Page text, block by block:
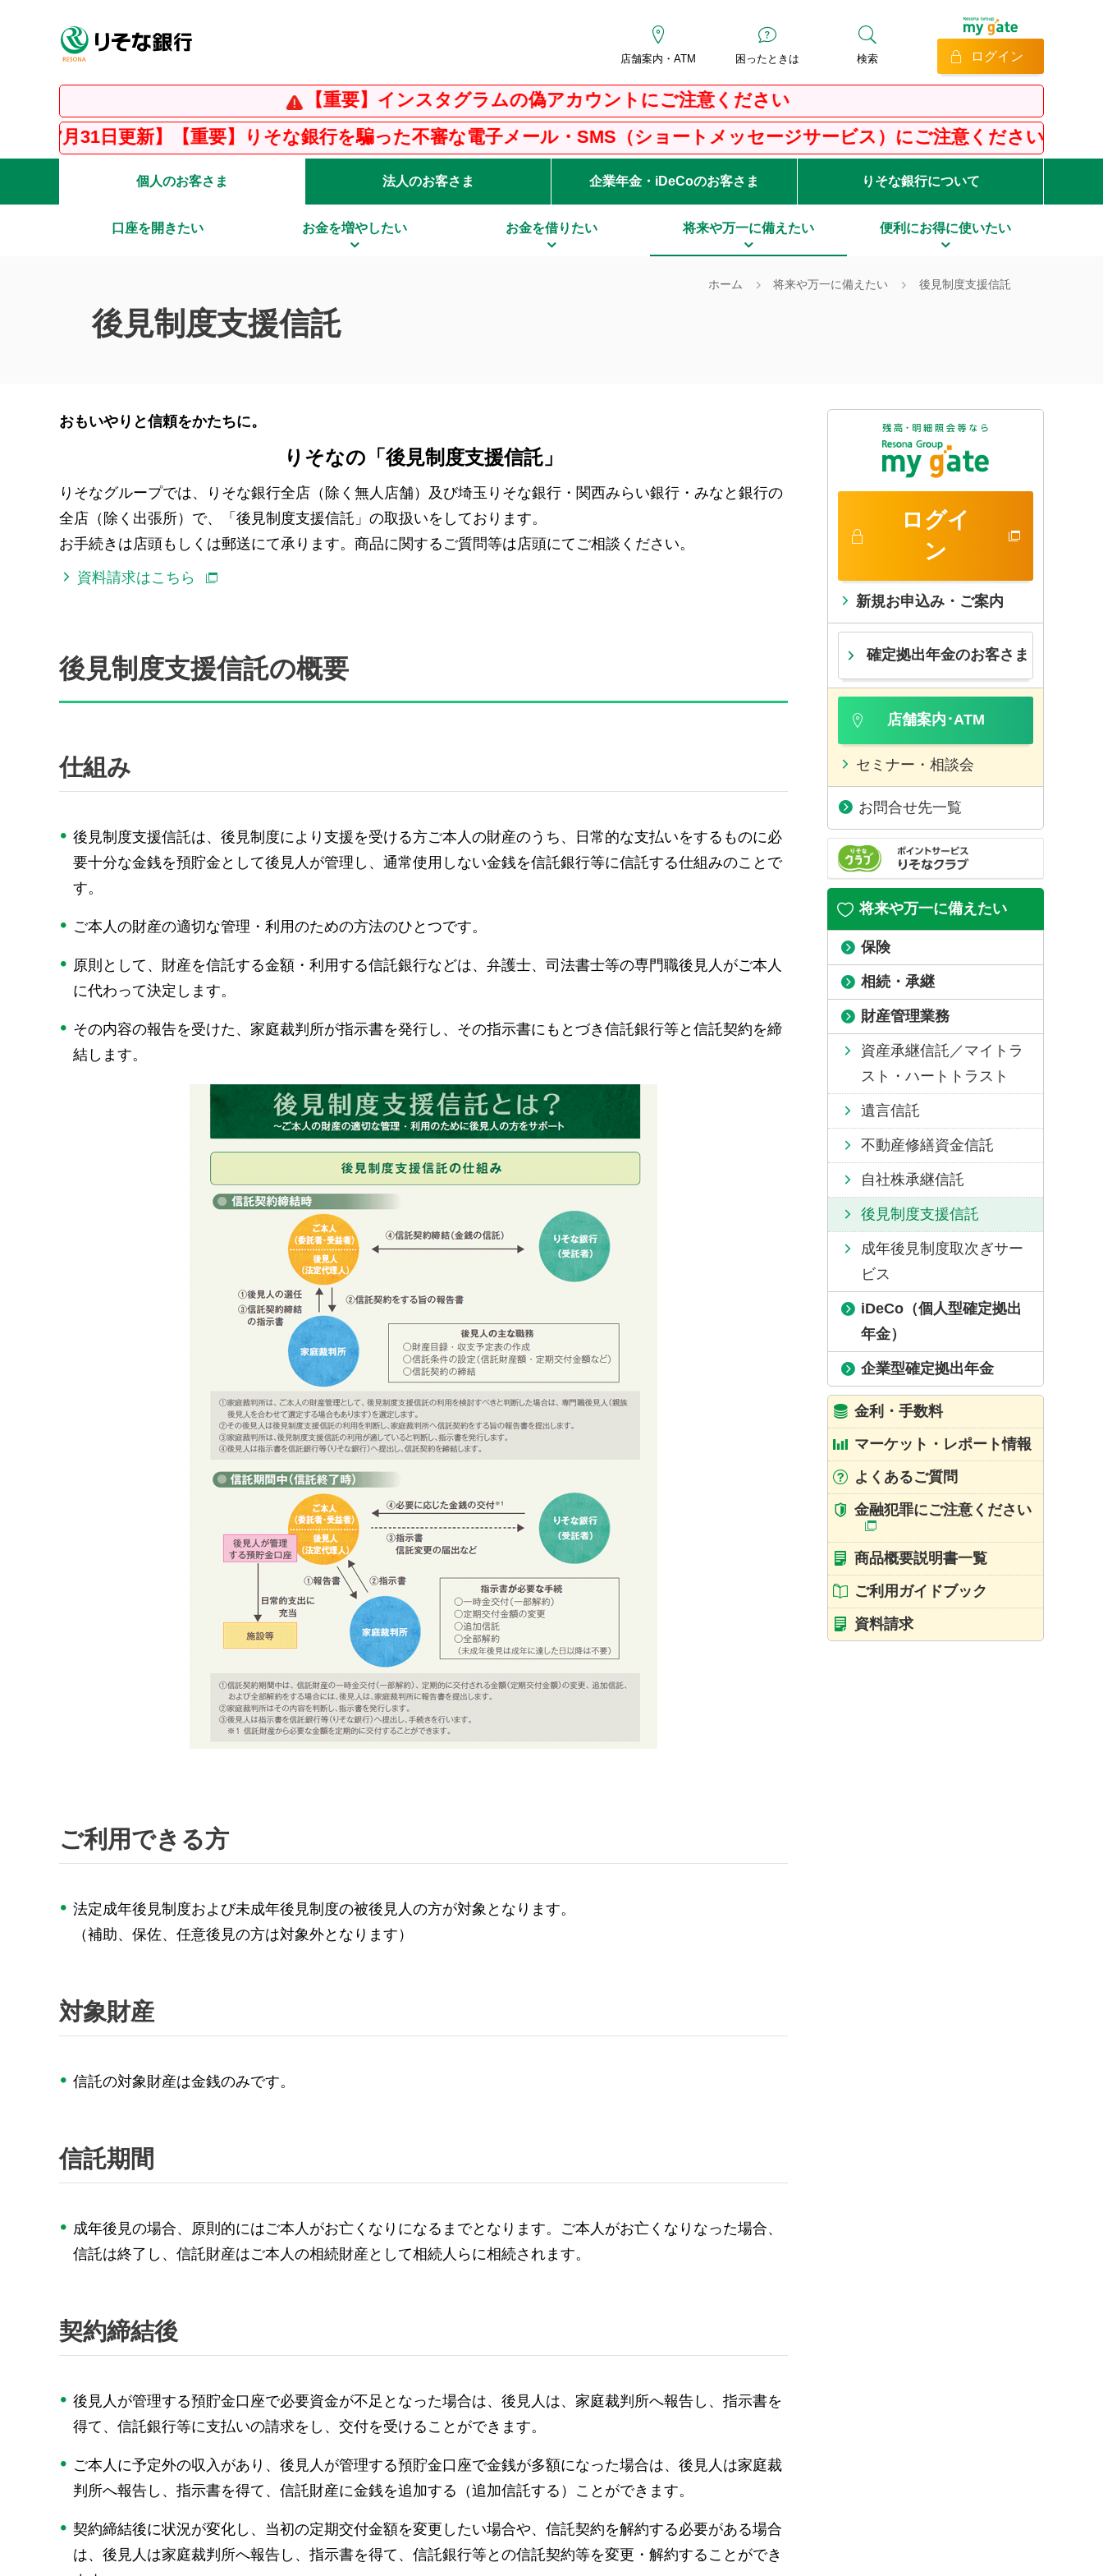
店舗案内・ATM 困ったときは 検索 ログイン
【重要】インスタグラムの偽アカウントにご注意ください
新】【重要】りそな銀行を騙った不審な電子メール・SMS（ショートメッセージサービス）にご注意ください
個人のお客さま 法人のお客さま 企業年金・iDeCoのお客さま りそな銀行について
口座を開きたい お金を増やしたい お金を借りたい 将来や万一に備えたい 便利にお得に使いたい
ホーム 将来や万一に備えたい 後見制度支援信託
後見制度支援信託
おもいやりと信頼をかたちに。
りそなの「後見制度支援信託」
りそなグループでは、りそな銀行全店（除く無人店舗）及び埼玉りそな銀行・関西みらい銀行・みなと銀行の
全店（除く出張所）で、「後見制度支援信託」の取扱いをしております。
お手続きは店頭もしくは郵送にて承ります。商品に関するご質問等は店頭にてご相談ください。
資料請求はこちら
後見制度支援信託の概要
仕組み
後見制度支援信託は、後見制度により支援を受ける方ご本人の財産のうち、日常的な支払いをするものに必
要十分な金銭を預貯金として後見人が管理し、通常使用しない金銭を信託銀行等に信託する仕組みのことで
す。
ご本人の財産の適切な管理・利用のための方法のひとつです。
原則として、財産を信託する金額・利用する信託銀行などは、弁護士、司法書士等の専門職後見人がご本人
に代わって決定します。
その内容の報告を受けた、家庭裁判所が指示書を発行し、その指示書にもとづき信託銀行等と信託契約を締
結します。
ご利用できる方
法定成年後見制度および未成年後見制度の被後見人の方が対象となります。
（補助、保佐、任意後見の方は対象外となります）
対象財産
信託の対象財産は金銭のみです。
信託期間
成年後見の場合、原則的にはご本人がお亡くなりになるまでとなります。ご本人がお亡くなりなった場合、
信託は終了し、信託財産はご本人の相続財産として相続人らに相続されます。
契約締結後
後見人が管理する預貯金口座で必要資金が不足となった場合は、後見人は、家庭裁判所へ報告し、指示書を
得て、信託銀行等に支払いの請求をし、交付を受けることができます。
ご本人に予定外の収入があり、後見人が管理する預貯金口座で金銭が多額になった場合は、後見人は家庭裁
判所へ報告し、指示書を得て、信託財産に金銭を追加する（追加信託する）ことができます。
契約締結後に状況が変化し、当初の定期交付金額を変更したい場合や、信託契約を解約する必要がある場合
は、後見人は家庭裁判所へ報告し、指示書を得て、信託銀行等との信託契約等を変更・解約することができ
ログイ
ン
新規お申込み・ご案内
確定拠出年金のお客さま
店舗案内･ATM
セミナー・相談会
お問合せ先一覧
将来や万一に備えたい
保険
相続・承継
財産管理業務
資産承継信託／マイトラ
スト・ハートトラスト
遺言信託
不動産修繕資金信託
自社株承継信託
後見制度支援信託
成年後見制度取次ぎサー
ビス
iDeCo（個人型確定拠出
年金）
企業型確定拠出年金
金利・手数料
マーケット・レポート情報
よくあるご質問
金融犯罪にご注意ください
商品概要説明書一覧
ご利用ガイドブック
資料請求